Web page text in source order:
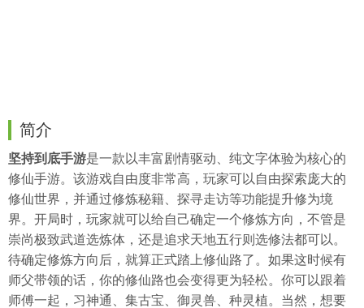
简介
坚持到底手游是一款以丰富剧情驱动、纯文字体验为核心的
修仙手游。该游戏自由度非常高，玩家可以自由探索庞大的
修仙世界，并通过修炼秘籍、探寻走访等功能提升修为境
界。开局时，玩家就可以给自己确定一个修炼方向，不管是
崇尚极致武道选炼体，还是追求天地五行则选修法都可以。
待确定修炼方向后，就算正式踏上修仙路了。如果这时候有
师父带领的话，你的修仙路也会变得更为轻松。你可以跟着
师傅一起，习神通、集古宝、御灵兽、种灵植。当然，想要